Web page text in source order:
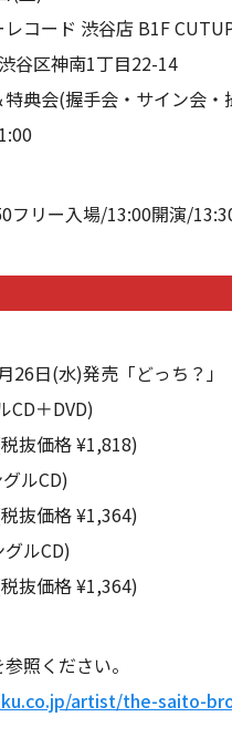
コード 渋谷店 B1F
谷区神南1丁目22-14
典会(握手会・サイン会・
フリー入場/13:00開演/
日(水)発売「どっち？」
CD＋DVD)
抜価格 ¥1,818)
ルCD)
抜価格 ¥1,364)
ルCD)
抜価格 ¥1,364)
照ください。
artist/the-saito-